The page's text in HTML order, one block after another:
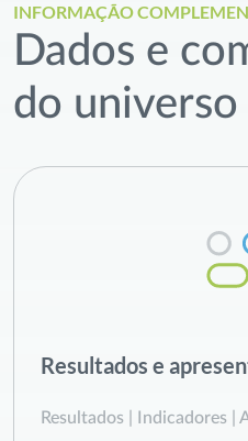
INFORMAÇÃO
Dados e
do universo
Resultados e
Resultados | Indicadores |